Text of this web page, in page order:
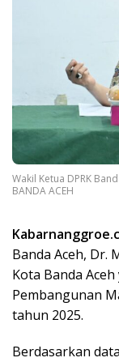
Wakil Ketua DPRK
BANDA ACEH
Banda Aceh, Dr.
Kota Banda
Pembangunan
tahun 2025.
Berdasarkan